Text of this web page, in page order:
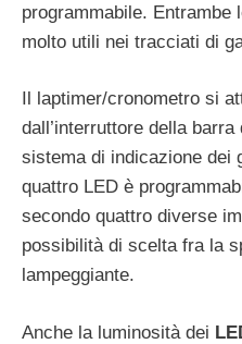
programmabile. Entrambe
molto utili nei tracciati di
Il laptimer/cronometro si
dall’interruttore della barra
sistema di indicazione dei
quattro LED è
secondo quattro diverse
possibilità di scelta fra la
lampeggiante.
Anche la luminosità dei